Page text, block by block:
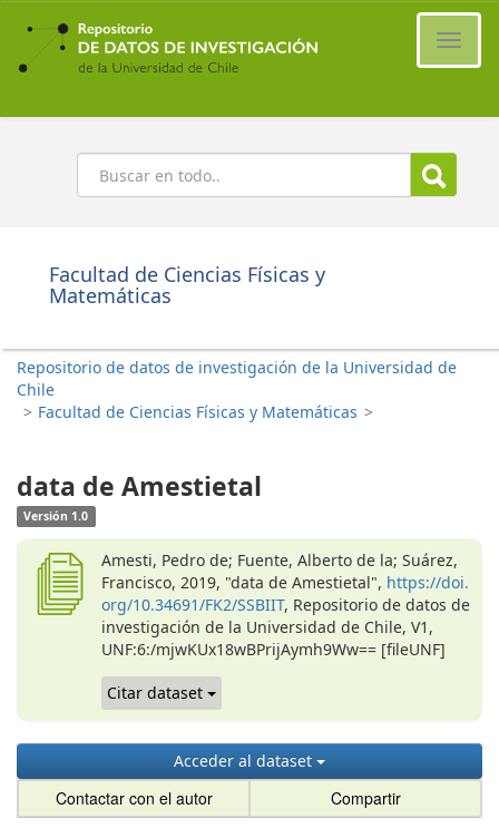
Ir
contenido
principal
Buscar
Facultad de Ciencias Físicas y
Matemáticas
Repositorio de datos de investigación de la Universidad de
Chile
> Facultad de Ciencias Físicas y Matemáticas >
data de Amestietal
Versión 1.0
Amesti, Pedro de; Fuente, Alberto de la; Suárez,
Francisco, 2019, "data de Amestietal", https://doi.
org/10.34691/FK2/SSBIIT, Repositorio de datos de
investigación de la Universidad de Chile, V1,
UNF:6:/mjwKUx18wBPrijAymh9Ww== [fileUNF]
Citar dataset
Acceder al dataset
Contactar con el autor Compartir